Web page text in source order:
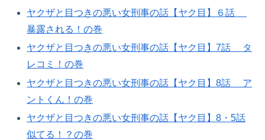
ヤクザと目つきの悪い女刑事の話【ヤク目】６話
暴露される！の巻​
ヤクザと目つきの悪い女刑事の話【ヤク目】7話 タ
レコミ！の巻​
ヤクザと目つきの悪い女刑事の話【ヤク目】8話 ア
ントくん！の巻​
ヤクザと目つきの悪い女刑事の話【ヤク目】8・5話
似てる！？の巻​